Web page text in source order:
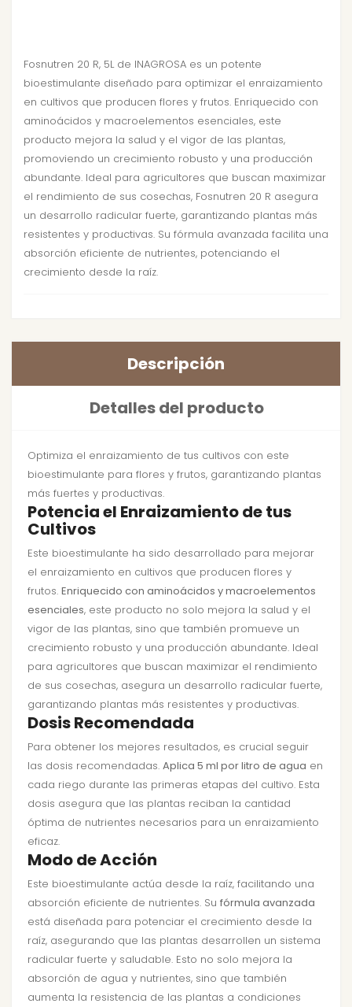
Fosnutren 20 R, 5L de INAGROSA es un potente
bioestimulante diseñado para optimizar el enraizamiento
en cultivos que producen flores y frutos. Enriquecido con
aminoácidos y macroelementos esenciales, este
producto mejora la salud y el vigor de las plantas,
promoviendo un crecimiento robusto y una producción
abundante. Ideal para agricultores que buscan maximizar
el rendimiento de sus cosechas, Fosnutren 20 R asegura
un desarrollo radicular fuerte, garantizando plantas más
resistentes y productivas. Su fórmula avanzada facilita una
absorción eficiente de nutrientes, potenciando el
crecimiento desde la raíz.
Descripción
Detalles del producto
Optimiza el enraizamiento de tus cultivos con este
bioestimulante para flores y frutos, garantizando plantas
más fuertes y productivas.
Potencia el Enraizamiento de tus
Cultivos
Este bioestimulante ha sido desarrollado para mejorar
el enraizamiento en cultivos que producen flores y
frutos. Enriquecido con aminoácidos y macroelementos
esenciales, este producto no solo mejora la salud y el
vigor de las plantas, sino que también promueve un
crecimiento robusto y una producción abundante. Ideal
para agricultores que buscan maximizar el rendimiento
de sus cosechas, asegura un desarrollo radicular fuerte,
garantizando plantas más resistentes y productivas.
Dosis Recomendada
Para obtener los mejores resultados, es crucial seguir
las dosis recomendadas. Aplica 5 ml por litro de agua en
cada riego durante las primeras etapas del cultivo. Esta
dosis asegura que las plantas reciban la cantidad
óptima de nutrientes necesarios para un enraizamiento
eficaz.
Modo de Acción
Este bioestimulante actúa desde la raíz, facilitando una
absorción eficiente de nutrientes. Su fórmula avanzada
está diseñada para potenciar el crecimiento desde la
raíz, asegurando que las plantas desarrollen un sistema
radicular fuerte y saludable. Esto no solo mejora la
absorción de agua y nutrientes, sino que también
aumenta la resistencia de las plantas a condiciones